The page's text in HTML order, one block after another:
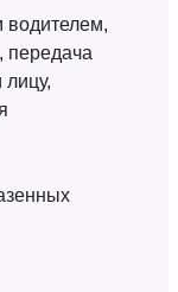
водителем,
передача